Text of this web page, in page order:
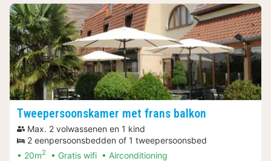
Tweepersoonskamer met frans balkon
Max. 2 volwassenen en 1 kind
2 eenpersoonsbedden of 1 tweepersoonsbed
20m2 Gratis wifi Airconditioning